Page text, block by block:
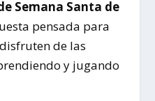
Semana Santa de
pensada para
de las
y jugando